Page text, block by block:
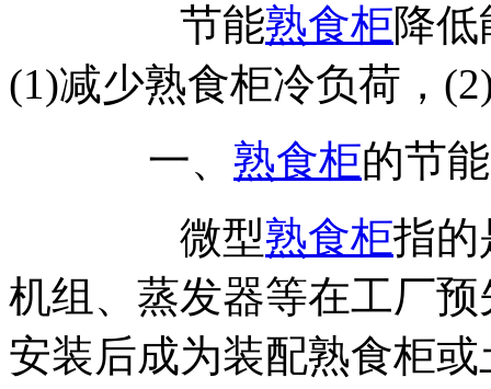
节能熟食柜降
(1)减少熟食柜冷负荷，
一、 熟食柜的节能
微型熟食柜指的
机组、蒸发器等在工厂
安装后成为装配熟食柜